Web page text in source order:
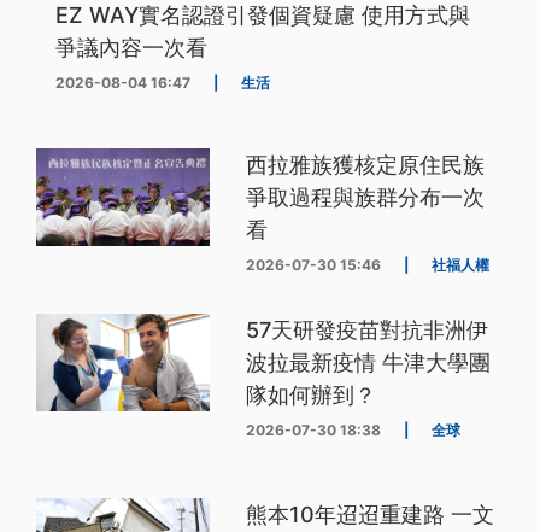
EZ WAY實名認證引發個資疑慮 使用方式與
爭議內容一次看
2026-08-04 16:47 生活
西拉雅族獲核定原住民族
爭取過程與族群分布一次
看
2026-07-30 15:46 社福人權
57天研發疫苗對抗非洲伊
波拉最新疫情 牛津大學團
隊如何辦到？
2026-07-30 18:38 全球
熊本10年迢迢重建路 一文